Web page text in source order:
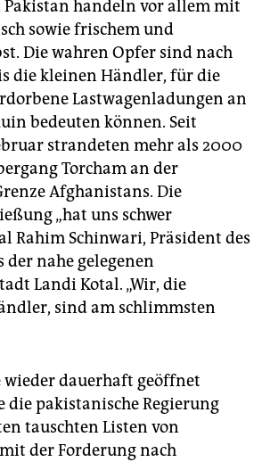
handeln vor allem mit
sowie frischem und
Die wahren Opfer sind nach
die kleinen Händler, für die
Lastwagenladungen an
bedeuten können. Seit
strandeten mehr als 2000
Torcham an der
Afghanistans. Die
„hat uns schwer
Rahim Schinwari, Präsident des
der nahe gelegenen
Landi Kotal. „Wir, die
sind am schlimmsten
wieder dauerhaft geöffnet
die pakistanische Regierung
tauschten Listen von
der Forderung nach